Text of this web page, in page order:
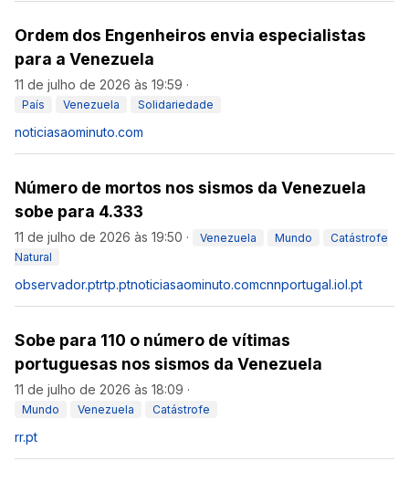
Ordem dos Engenheiros envia especialistas
para a Venezuela
11 de julho de 2026 às 19:59 ·
País Venezuela Solidariedade
noticiasaominuto.com
Número de mortos nos sismos da Venezuela
sobe para 4.333
11 de julho de 2026 às 19:50 · Venezuela Mundo
Catástrofe
Natural
observador.ptrtp.ptnoticiasaominuto.comcnnportugal.iol.pt
Sobe para 110 o número de vítimas
portuguesas nos sismos da Venezuela
11 de julho de 2026 às 18:09 ·
Mundo Venezuela Catástrofe
rr.pt